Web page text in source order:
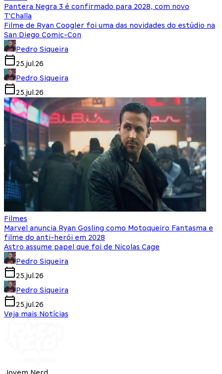
Pantera Negra 3 é confirmado para 2028, com novo
T'Challa
Filme de Ryan Coogler foi uma das novidades do estúdio na
San Diego Comic-Con
Pedro Siqueira
25.jul.26
Pedro Siqueira
25.jul.26
Filmes
Marvel anuncia Ryan Gosling como Motoqueiro Fantasma e
filme do anti-herói em 2028
Astro assume papel que foi de Nicolas Cage
Pedro Siqueira
25.jul.26
Pedro Siqueira
25.jul.26
Veja mais Notícias